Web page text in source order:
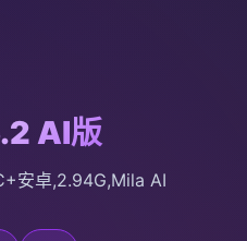
AI版
安卓,2.94G,Mila AI